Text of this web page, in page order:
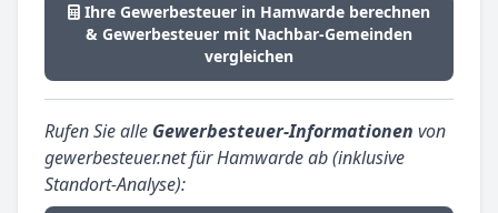
Ihre Gewerbesteuer in Hamwarde berechnen
& Gewerbesteuer mit Nachbar-Gemeinden
vergleichen
Rufen Sie alle Gewerbesteuer-Informationen von
gewerbesteuer.net für Hamwarde ab (inklusive
Standort-Analyse):